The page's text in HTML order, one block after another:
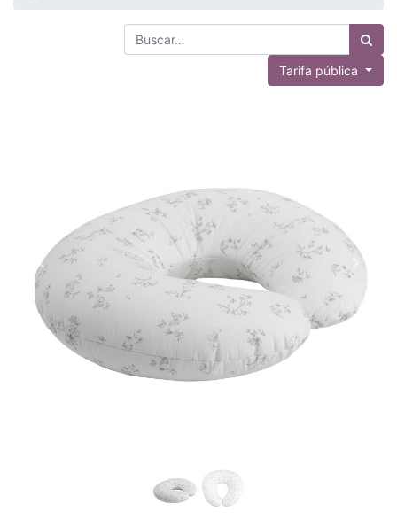
Tarifa pública